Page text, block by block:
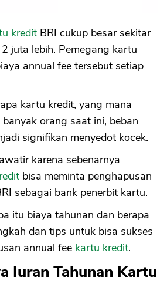
kredit BRI cukup besar sekitar
juta lebih. Pemegang kartu
annual fee tersebut setiap
kartu kredit, yang mana
orang saat ini, beban
signifikan menyedot kocek.
karena sebenarnya
bisa meminta penghapusan
sebagai bank penerbit kartu.
itu biaya tahunan dan berapa
dan tips untuk bisa sukses
annual fee kartu kredit.
Iuran Tahunan Kartu